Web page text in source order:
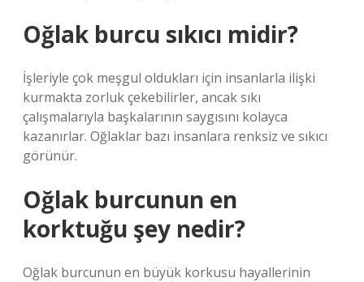
Oğlak burcu sıkıcı midir?
İşleriyle çok meşgul oldukları için insanlarla ilişki
kurmakta zorluk çekebilirler, ancak sıkı
çalışmalarıyla başkalarının saygısını kolayca
kazanırlar. Oğlaklar bazı insanlara renksiz ve sıkıcı
görünür.
Oğlak burcunun en
korktuğu şey nedir?
Oğlak burcunun en büyük korkusu hayallerinin